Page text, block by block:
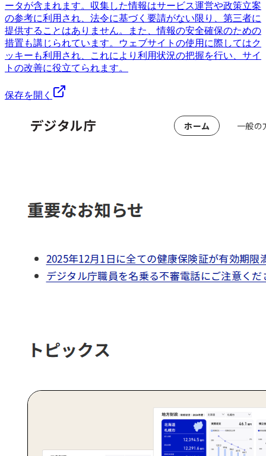
ータが含まれます。収集した情報はサービス運営や政策立案
の参考に利用され、法令に基づく要請がない限り、第三者に
提供することはありません。また、情報の安全確保のための
措置も講じられています。ウェブサイトの使用に際してはク
ッキーも利用され、これにより利用状況の把握を行い、サイ
トの改善に役立てられます。
保存を開く